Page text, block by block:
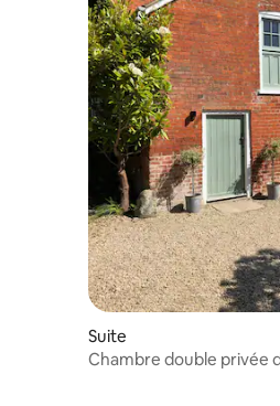
Suite
Chambre double privée